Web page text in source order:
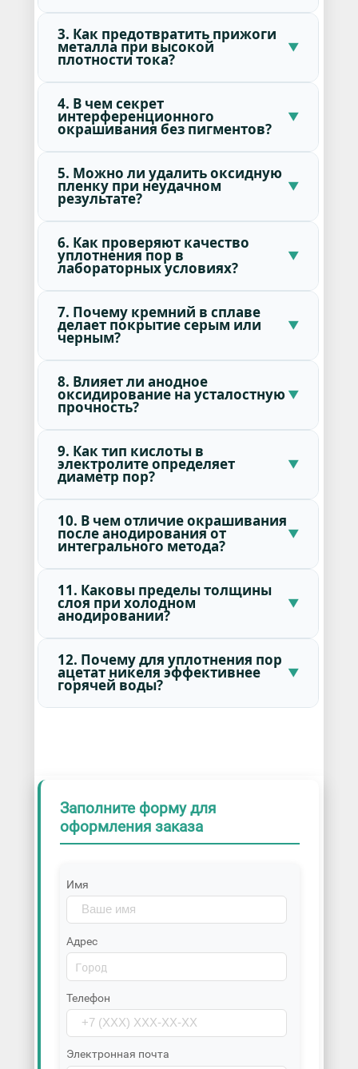
3. Как предотвратить прижоги
металла при высокой
плотности тока?
4. В чем секрет
интерференционного
окрашивания без пигментов?
5. Можно ли удалить оксидную
пленку при неудачном
результате?
6. Как проверяют качество
уплотнения пор в
лабораторных условиях?
7. Почему кремний в сплаве
делает покрытие серым или
черным?
8. Влияет ли анодное
оксидирование на усталостную
прочность?
9. Как тип кислоты в
электролите определяет
диаметр пор?
10. В чем отличие окрашивания
после анодирования от
интегрального метода?
11. Каковы пределы толщины
слоя при холодном
анодировании?
12. Почему для уплотнения пор
ацетат никеля эффективнее
горячей воды?
Заполните форму для
оформления заказа
Имя
Адрес
Телефон
Электронная почта